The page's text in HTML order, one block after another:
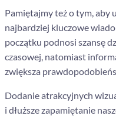
Pamiętajmy też o tym, aby
najbardziej kluczowe
początku podnosi szansę
czasowej, natomiast
zwiększa
Dodanie atrakcyjnych
i dłuższe zapamiętanie